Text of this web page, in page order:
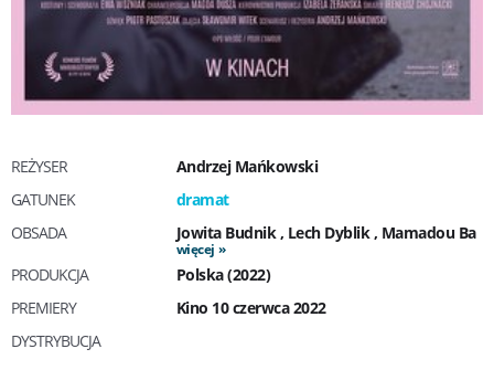
REŻYSER
Andrzej Mańkowski
GATUNEK
dramat
OBSADA
Jowita Budnik, Lech Dyblik, Mamadou Ba
więcej
PRODUKCJA
Polska (2022)
PREMIERY
Kino 10 czerwca 2022
DYSTRYBUCJA